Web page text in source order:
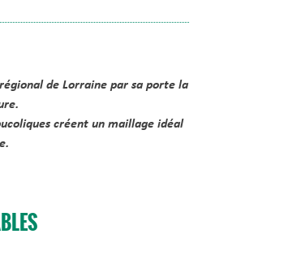
de Lorraine par sa porte la
créent un maillage idéal
.